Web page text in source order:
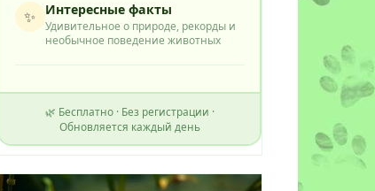
✨ Интересные факты
Удивительное о природе, рекорды и
необычное поведение животных
🌿 Бесплатно · Без регистрации ·
Обновляется каждый день